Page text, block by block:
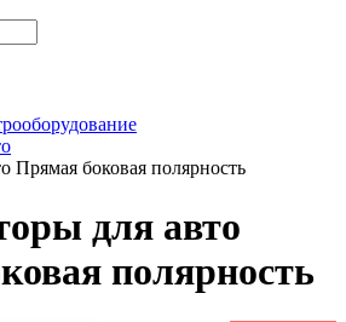
Прямая боковая полярность
для авто
полярность